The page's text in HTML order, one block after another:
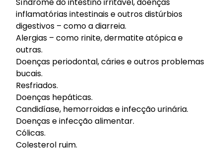
inflamatórias intestinais e outros distúrbios
digestivos – como a diarreia.
Alergias – como rinite, dermatite atópica e
outras.
Doenças periodontal, cáries e outros problemas
bucais.
Resfriados.
Doenças hepáticas.
Candidíase, hemorroidas e infecção urinária.
Doenças e infecção alimentar.
Cólicas.
Colesterol ruim.